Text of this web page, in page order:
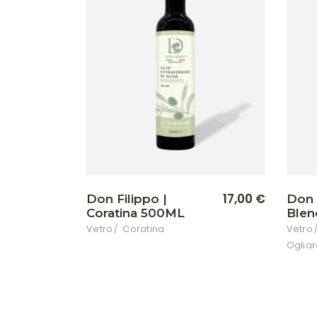
Don Filippo |
Coratina 500ML
Vetro Coratina
17,00 €
Don
Vetro